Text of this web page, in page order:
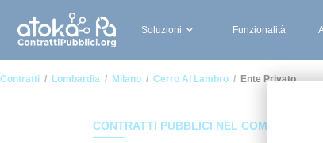
Soluzioni Funzionalità
Contratti Lombardia Milano Cerro Al Lambro Ente Privato
CONTRATTI PUBBLICI NEL COMUNE DI